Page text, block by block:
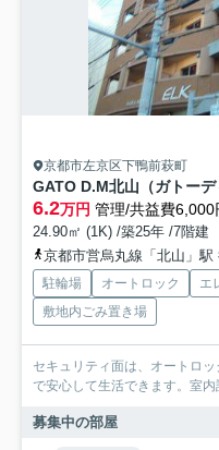
京都市左京区下鴨前萩町
GATO D.M北山（ガトーデ
6.2万円 管理/共益費6,000
24.90㎡ (1K) /築25年 /7階建
京都市営烏丸線「北山」駅
駐輪場 オートロック エ
敷地内ごみ置き場
セキュリティ面は、オートロ
で安心して生活できます。室
募集中の部屋